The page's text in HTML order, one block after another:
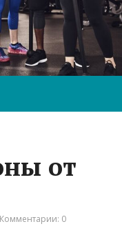
от
Комментарии: 0